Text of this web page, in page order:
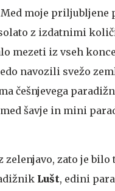
moje priljubljene
z izdatnimi
mezeti iz vseh
navozili svežo
češnjevega
šavje in mini
zelenjavo, zato je bilo
Lušt, edini